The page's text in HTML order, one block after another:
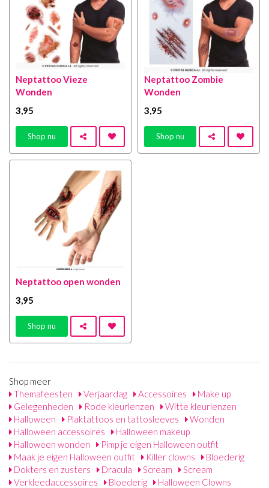
Neptattoo Vieze
Wonden
3 ,95
Shop nu
Neptattoo Zombie
Wonden
3 ,95
Shop nu
Neptattoo open wonden
3 ,95
Shop nu
Shop meer
Themafeesten
Verjaardag Accessoires
Make up
Gelegenheden
Rode kleurlenzen
Witte kleurlenzen
Halloween
Plaktattoos en tattosleeves
Wonden
Halloween accessoires
Halloween makeup
Halloween wonden
Pimp je eigen Halloween outfit
Maak je eigen Halloween outfit
Killer clowns
Bloederig
Dokters en zusters
Dracula Scream
Scream
Verkleedaccessoires
Bloederig
Halloween Clowns